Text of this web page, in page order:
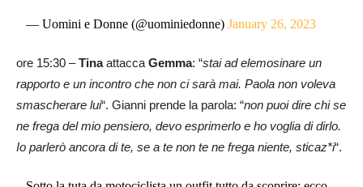
— Uomini e Donne (@uominiedonne)January 26, 2023
ore 15:30 –TinaattaccaGemma: “stai ad elemosinare un
rapporto e un incontro che non ci sarà mai. Paola non voleva
smascherare lui“. Gianni prende la parola: “non puoi dire chi se
ne frega del mio pensiero, devo esprimerlo e ho voglia di dirlo.
Io parlerò ancora di te, se a te non te ne frega niente, sticaz*i“.